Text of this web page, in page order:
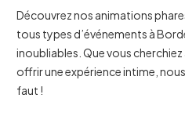
Découvrez nos animations
tous types d’événements à
inoubliables. Que vous
offrir une expérience intime,
faut !